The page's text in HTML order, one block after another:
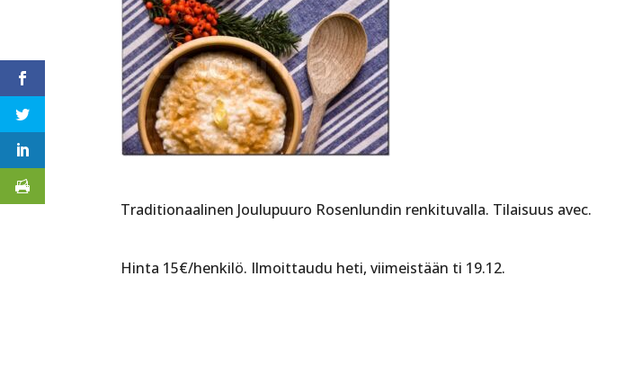
Traditionaalinen Joulupuuro Rosenlundin renkituvalla. Tilaisuus avec.
Hinta 15€/henkilö. Ilmoittaudu heti, viimeistään ti 19.12.